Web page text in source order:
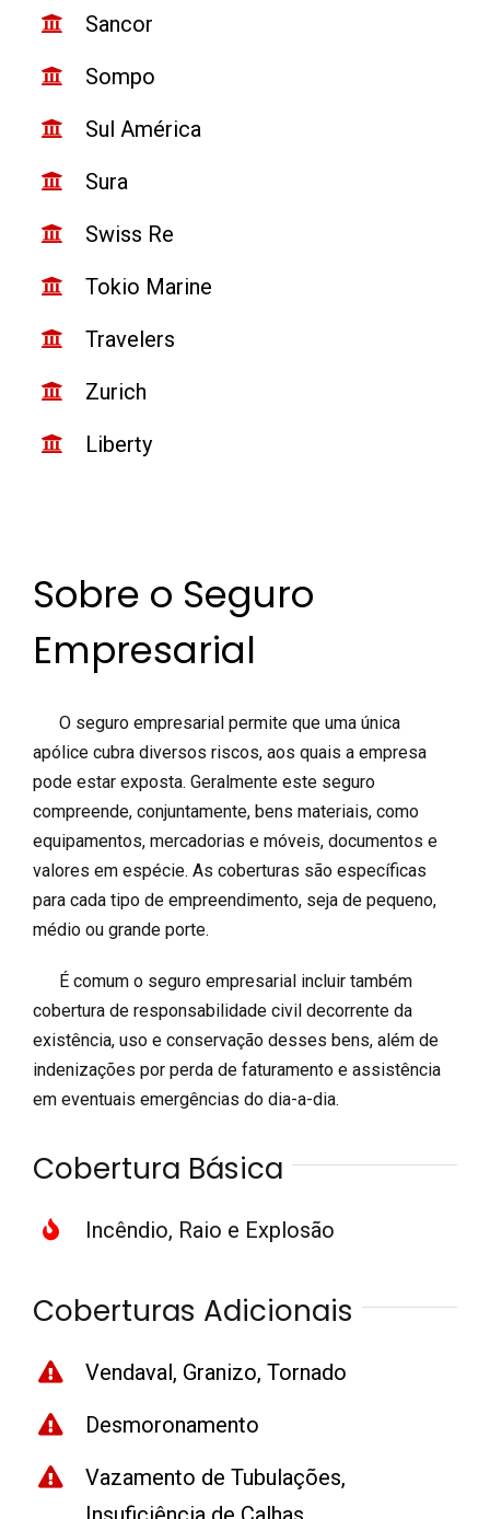
Sancor
Sompo
Sul América
Sura
Swiss Re
Tokio Marine
Travelers
Zurich
Liberty
Sobre o Seguro
Empresarial
O seguro empresarial permite que uma única
apólice cubra diversos riscos, aos quais a empresa
pode estar exposta. Geralmente este seguro
compreende, conjuntamente, bens materiais, como
equipamentos, mercadorias e móveis, documentos e
valores em espécie. As coberturas são específicas
para cada tipo de empreendimento, seja de pequeno,
médio ou grande porte.
É comum o seguro empresarial incluir também
cobertura de responsabilidade civil decorrente da
existência, uso e conservação desses bens, além de
indenizações por perda de faturamento e assistência
em eventuais emergências do dia-a-dia.
Cobertura Básica
Incêndio, Raio e Explosão
Coberturas Adicionais
Vendaval, Granizo, Tornado
Desmoronamento
Vazamento de Tubulações,